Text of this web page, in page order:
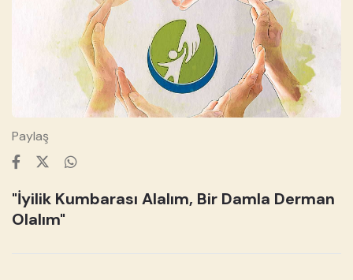
Paylaş
"İyilik Kumbarası Alalım, Bir Damla Derman
Olalım"